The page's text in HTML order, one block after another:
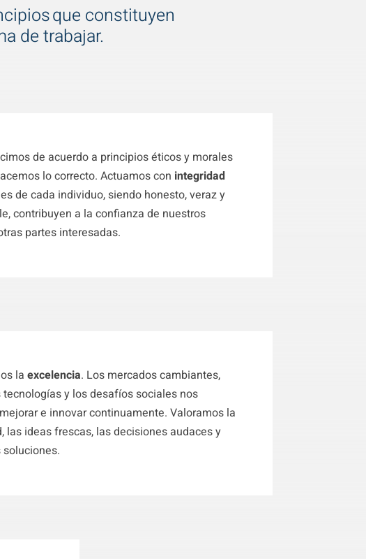
que constituyen
de trabajar.
de acuerdo a principios éticos y morales
lo correcto. Actuamos con integridad
de cada individuo, siendo honesto, veraz y
contribuyen a la confianza de nuestros
partes interesadas.
la excelencia. Los mercados cambiantes,
tecnologías y los desafíos sociales nos
e innovar continuamente. Valoramos la
las ideas frescas, las decisiones audaces y